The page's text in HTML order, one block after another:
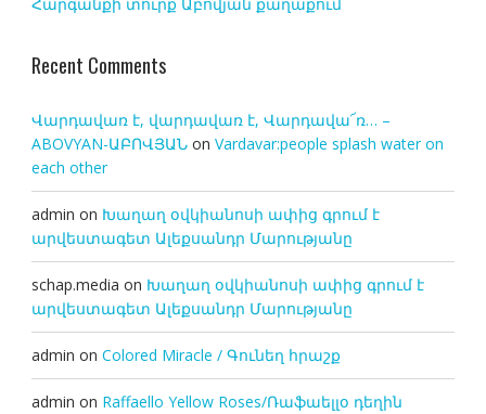
Recent Comments
Վարդավառ է, վարդավառ է, Վարդավա՜ռ… –
ABOVYAN-ԱԲՈՎՅԱՆon Vardavar:people splash water on
each other
admin on Խաղաղ օվկիանոսի ափից գրում է
արվեստագետ Ալեքսանդր Մարությանը
schap.media on Խաղաղ օվկիանոսի ափից գրում է
արվեստագետ Ալեքսանդր Մարությանը
admin on Colored Miracle / Գունեղ հրաշք
admin on Raffaello Yellow Roses/Ռաֆաելլօ դեղին